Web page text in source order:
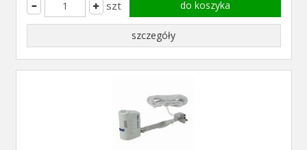
szt do koszyka
szczegóły